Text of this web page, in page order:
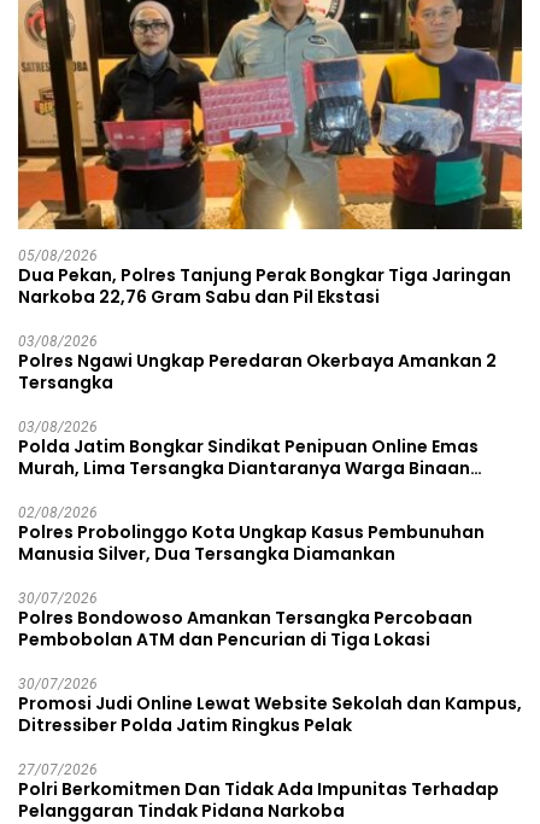
05/08/2026
Dua Pekan, Polres Tanjung Perak Bongkar Tiga Jaringan
Narkoba 22,76 Gram Sabu dan Pil Ekstasi
03/08/2026
Polres Ngawi Ungkap Peredaran Okerbaya Amankan 2
Tersangka
03/08/2026
Polda Jatim Bongkar Sindikat Penipuan Online Emas
Murah, Lima Tersangka Diantaranya Warga Binaan
02/08/2026
Polres Probolinggo Kota Ungkap Kasus Pembunuhan
Manusia Silver, Dua Tersangka Diamankan
30/07/2026
Polres Bondowoso Amankan Tersangka Percobaan
Pembobolan ATM dan Pencurian di Tiga Lokasi
30/07/2026
Promosi Judi Online Lewat Website Sekolah dan Kampus,
Ditressiber Polda Jatim Ringkus Pelak
27/07/2026
Polri Berkomitmen Dan Tidak Ada Impunitas Terhadap
Pelanggaran Tindak Pidana Narkoba